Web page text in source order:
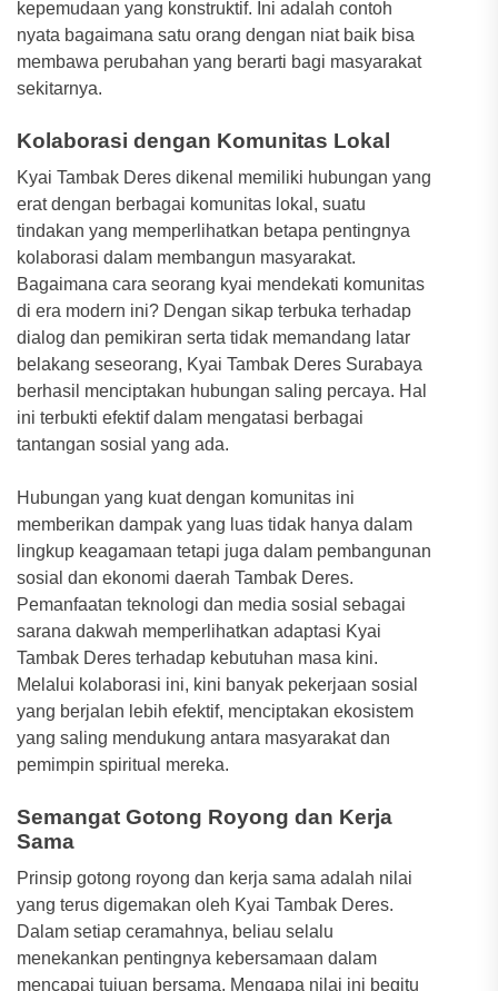
kepemudaan yang konstruktif. Ini adalah contoh
nyata bagaimana satu orang dengan niat baik bisa
membawa perubahan yang berarti bagi masyarakat
sekitarnya.
Kolaborasi dengan Komunitas Lokal
Kyai Tambak Deres dikenal memiliki hubungan yang
erat dengan berbagai komunitas lokal, suatu
tindakan yang memperlihatkan betapa pentingnya
kolaborasi dalam membangun masyarakat.
Bagaimana cara seorang kyai mendekati komunitas
di era modern ini? Dengan sikap terbuka terhadap
dialog dan pemikiran serta tidak memandang latar
belakang seseorang, Kyai Tambak Deres Surabaya
berhasil menciptakan hubungan saling percaya. Hal
ini terbukti efektif dalam mengatasi berbagai
tantangan sosial yang ada.
Hubungan yang kuat dengan komunitas ini
memberikan dampak yang luas tidak hanya dalam
lingkup keagamaan tetapi juga dalam pembangunan
sosial dan ekonomi daerah Tambak Deres.
Pemanfaatan teknologi dan media sosial sebagai
sarana dakwah memperlihatkan adaptasi Kyai
Tambak Deres terhadap kebutuhan masa kini.
Melalui kolaborasi ini, kini banyak pekerjaan sosial
yang berjalan lebih efektif, menciptakan ekosistem
yang saling mendukung antara masyarakat dan
pemimpin spiritual mereka.
Semangat Gotong Royong dan Kerja
Sama
Prinsip gotong royong dan kerja sama adalah nilai
yang terus digemakan oleh Kyai Tambak Deres.
Dalam setiap ceramahnya, beliau selalu
menekankan pentingnya kebersamaan dalam
mencapai tujuan bersama. Mengapa nilai ini begitu